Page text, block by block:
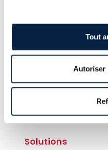
Tout
Autoriser
d’exploitation par
ou d’exploit publique
Étant donné le
vulnérabilité sans
toute machine
Solutions